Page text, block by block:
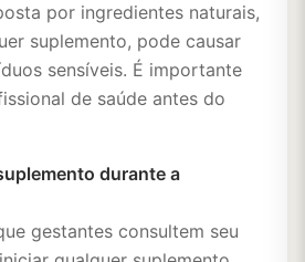
por ingredientes naturais,
suplemento, pode causar
sensíveis. É importante
de saúde antes do
durante a
gestantes consultem seu